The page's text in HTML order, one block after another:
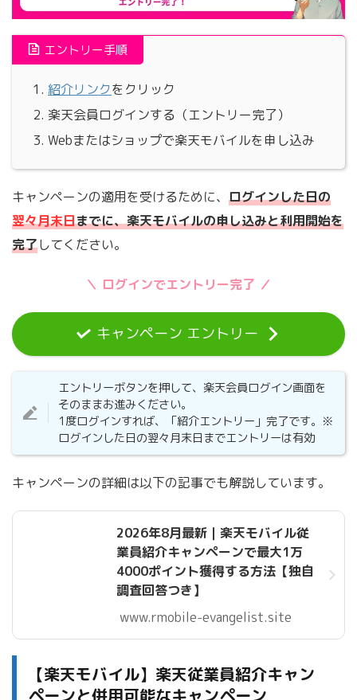
エントリー手順
紹介リンクをクリック
楽天会員ログインする（エントリー完了）
Webまたはショップで楽天モバイルを申し込み
キャンペーンの適用を受けるために、 ログインした日の
翌々月末日までに、楽天モバイルの申し込みと利用開始を
完了してください。
＼ ログインでエントリー完了 ／
キャンペーン エントリー
エントリーボタンを押して、楽天会員ログイン画面を
そのままお進みください。
1度ログインすれば、「紹介エントリー」完了です。※
ログインした日の翌々月末日までエントリーは有効
キャンペーンの詳細は以下の記事でも解説しています。
2026年8月最新｜楽天モバイル従
業員紹介キャンペーンで最大1万
4000ポイント獲得する方法【独自
調査回答つき】
www.rmobile-evangelist.site
【楽天モバイル】楽天従業員紹介キャン
ペーンと併用可能なキャンペーン